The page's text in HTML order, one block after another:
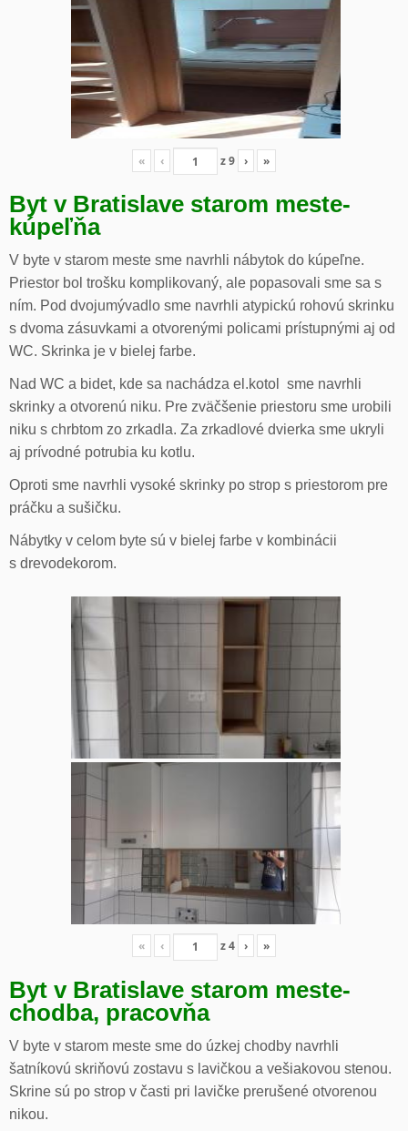
« ‹ z9 › »
Byt v Bratislave starom meste-
kúpeľňa
V byte v starom meste sme navrhli nábytok do kúpeľne.
Priestor bol trošku komplikovaný, ale popasovali sme sa s
ním. Pod dvojumývadlo sme navrhli atypickú rohovú skrinku
s dvoma zásuvkami a otvorenými policami prístupnými aj od
WC. Skrinka je v bielej farbe.
Nad WC a bidet, kde sa nachádza el.kotol sme navrhli
skrinky a otvorenú niku. Pre zväčšenie priestoru sme urobili
niku s chrbtom zo zrkadla. Za zrkadlové dvierka sme ukryli
aj prívodné potrubia ku kotlu.
Oproti sme navrhli vysoké skrinky po strop s priestorom pre
práčku a sušičku.
Nábytky v celom byte sú v bielej farbe v kombinácii
s drevodekorom.
« ‹ z4 › »
Byt v Bratislave starom meste-
chodba, pracovňa
V byte v starom meste sme do úzkej chodby navrhli
šatníkovú skriňovú zostavu s lavičkou a vešiakovou stenou.
Skrine sú po strop v časti pri lavičke prerušené otvorenou
nikou.